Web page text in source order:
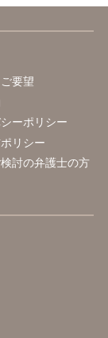
要望
ーポリシー
リシー
討の弁護士の方